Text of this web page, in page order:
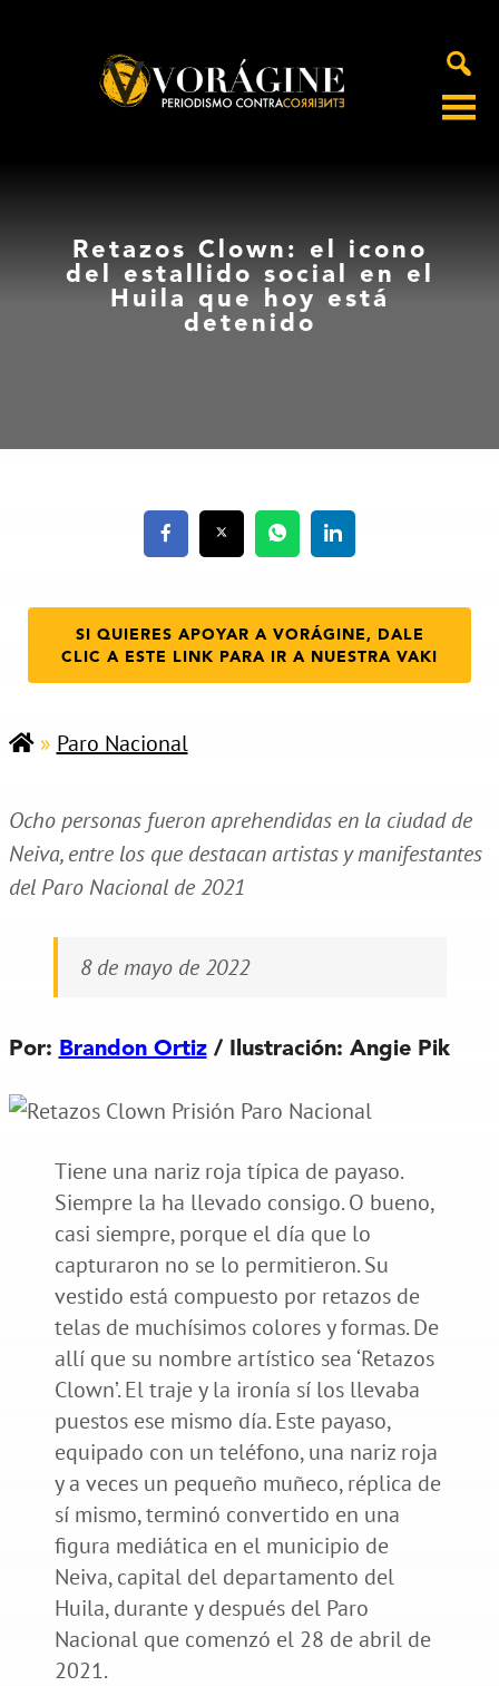
Retazos Clown: el icono
del estallido social en el
Huila que hoy está
detenido
SI QUIERES APOYAR A VORÁGINE, DALE
CLIC A ESTE LINK PARA IR A NUESTRA VAKI
» Paro Nacional
Ocho personas fueron aprehendidas en la ciudad de
Neiva, entre los que destacan artistas y manifestantes
del Paro Nacional de 2021
8 de mayo de 2022
Por: Brandon Ortiz/ Ilustración: Angie Pik
Tiene una nariz roja típica de payaso.
Siempre la ha llevado consigo. O bueno,
casi siempre, porque el día que lo
capturaron no se lo permitieron. Su
vestido está compuesto por retazos de
telas de muchísimos colores y formas. De
allí que su nombre artístico sea ‘Retazos
Clown’. El traje y la ironía sí los llevaba
puestos ese mismo día. Este payaso,
equipado con un teléfono, una nariz roja
y a veces un pequeño muñeco, réplica de
sí mismo, terminó convertido en una
figura mediática en el municipio de
Neiva, capital del departamento del
Huila, durante y después del Paro
Nacional que comenzó el 28 de abril de
2021.